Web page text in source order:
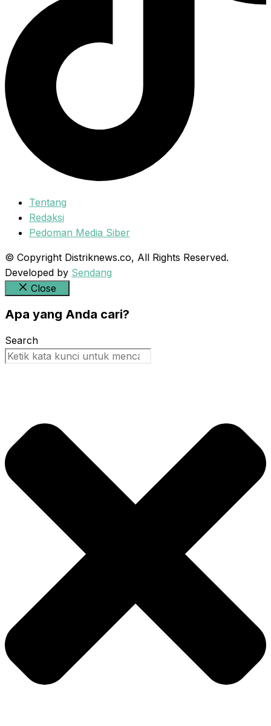
Tentang
Redaksi
Pedoman Media Siber
© Copyright Distriknews.co, All Rights Reserved.
Developed by Sendang
Close
Apa yang Anda cari?
Search